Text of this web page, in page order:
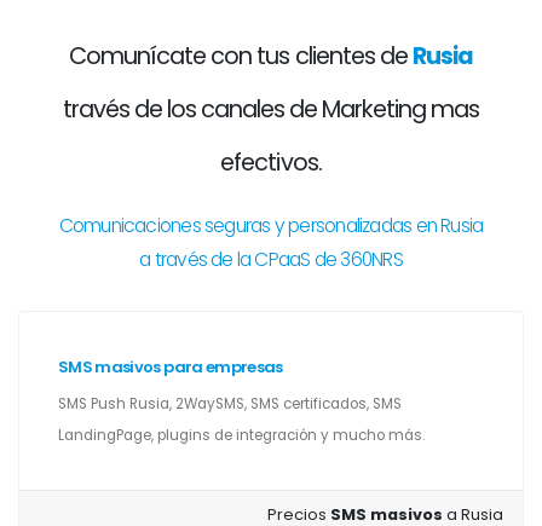
Comunícate con tus clientes deRusia
través de los canales de Marketing mas
efectivos.
Comunicaciones seguras y personalizadas en Rusia
a través de la CPaaS de 360NRS
SMS masivos para empresas
SMS Push Rusia, 2WaySMS, SMS certificados, SMS
LandingPage, plugins de integración y mucho más.
Precios SMS masivosa Rusia